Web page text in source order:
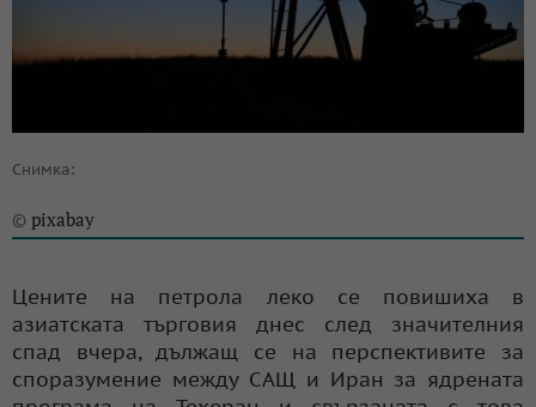
Снимка:
© pixabay
Цените на петрола леко се повишиха в
азиатската търговия днес след значителния
спад вчера, дължащ се на перспективите за
споразумение между САЩ и Иран за ядрената